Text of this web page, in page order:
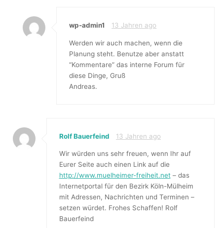
wp-admin1 13 Jahren ago
Werden wir auch machen, wenn die
Planung steht. Benutze aber anstatt
“Kommentare” das interne Forum für
diese Dinge, Gruß
Andreas.
Rolf Bauerfeind 13 Jahren ago
Wir würden uns sehr freuen, wenn Ihr auf
Eurer Seite auch einen Link auf die
http://www.muelheimer-freiheit.net– das
Internetportal für den Bezirk Köln-Mülheim
mit Adressen, Nachrichten und Terminen –
setzen würdet. Frohes Schaffen! Rolf
Bauerfeind